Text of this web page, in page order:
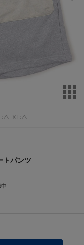
XL:△
トパンツ
中